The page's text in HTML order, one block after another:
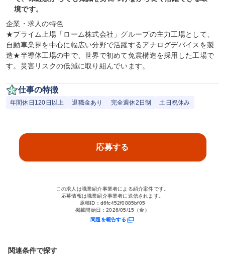
境です。
企業・求人の特色
★プライム上場「ローム株式会社」グループの主力工場として、
自動車業界を中心に幅広い分野で活躍するアナログデバイスを製
造★半導体工場の中で、世界で初めて免震構造を採用した工場で
す。災害リスクの低減に取り組んでいます。
仕事の特徴
年間休日120日以上 退職金あり 完全週休2日制 土日祝休み
応募する
この求人は職業紹介事業者による紹介案件です。
応募情報は職業紹介事業者に送信されます。
原稿ID： d6fc452f0885bf05
掲載開始日：2026/05/15（金）
問題を報告する
関連条件で探す